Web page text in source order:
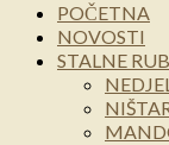
POČETNA
NOVOSTI
STALNE